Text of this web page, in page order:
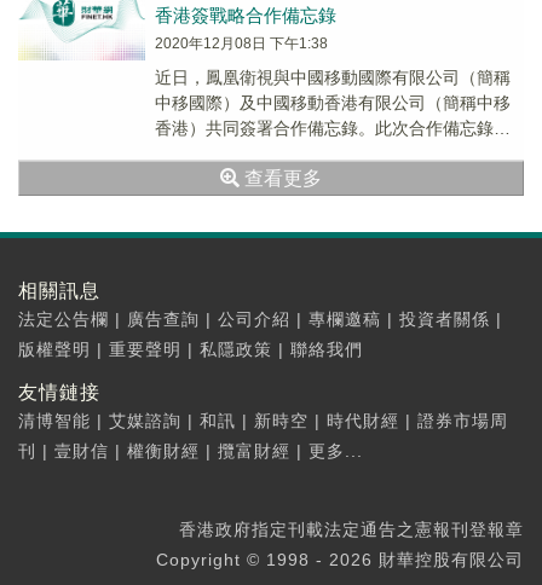
香港簽戰略合作備忘錄
2020年12月08日 下午1:38
近日，鳳凰衛視與中國移動國際有限公司（簡稱
中移國際）及中國移動香港有限公司（簡稱中移
香港）共同簽署合作備忘錄。此次合作備忘錄的
技術創新、...查看更多
相關訊息
法定公告欄 | 廣告查詢 | 公司介紹 | 專欄邀稿 | 投資者關係 |
版權聲明 | 重要聲明 | 私隱政策 | 聯絡我們
友情鏈接
清博智能 | 艾媒諮詢 | 和訊 | 新時空 | 時代財經 | 證券市場周
刊
| 壹財信 | 權衡財經 | 攬富財經 | 更多...
香港政府指定刊載法定通告之憲報刊登報章
Copyright © 1998 - 2026 財華控股有限公司